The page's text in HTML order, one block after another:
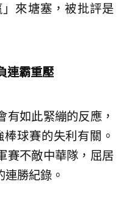
來塘塞，被批評是
連霸重壓
有如此緊繃的反應，
球賽的失利有關。
賽不敵中華隊，屈居
勝紀錄。